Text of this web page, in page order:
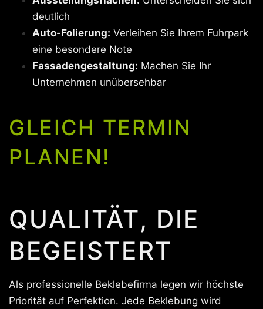
deutlich
Auto-Folierung: Verleihen Sie Ihrem Fuhrpark
eine besondere Note
Fassadengestaltung: Machen Sie Ihr
Unternehmen unübersehbar
GLEICH TERMIN
PLANEN!
QUALITÄT, DIE
BEGEISTERT
Als professionelle Beklebefirma legen wir höchste
Priorität auf Perfektion. Jede Beklebung wird